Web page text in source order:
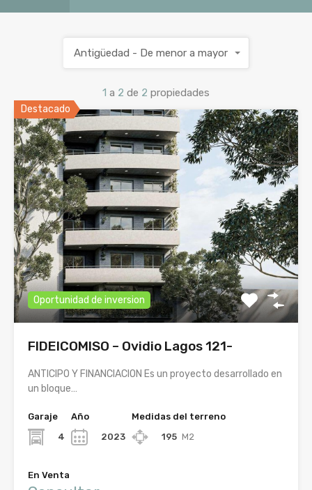
1 a 2 de 2 propiedades
Antigüedad - De menor a mayor
Destacado
Oportunidad de inversion
FIDEICOMISO – Ovidio Lagos 121-
ANTICIPO Y FINANCIACION Es un proyecto desarrollado en
un bloque…
Garaje
4
Año
2023
Medidas del terreno
195 M2
En Venta